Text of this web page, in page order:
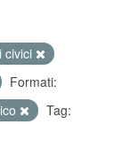
civici
Formati:
Tag: